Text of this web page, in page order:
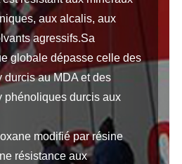
aux alcalis, aux
agressifs.Sa
globale dépasse celle des
durcis au MDA et des
phénoliques durcis aux
modifié par résine
résistance aux